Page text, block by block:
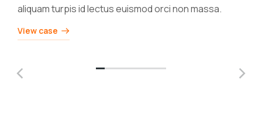
aliquam turpis id lectus euismod orci non massa.
View case